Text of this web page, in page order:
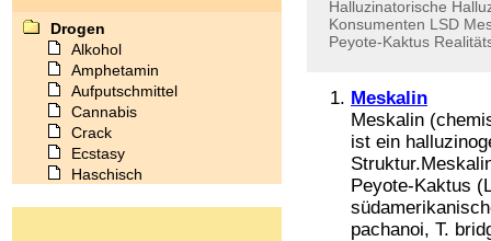
Halluzinatorische
Konsumenten LSD
Peyote-Kaktus
Meskalin
Meskalin
ist ein
Peyote-Kaktus
pachanoi, T.
Drogen
Alkohol
Amphetamin
Aufputschmittel
Cannabis
Crack
Ecstasy
Haschisch